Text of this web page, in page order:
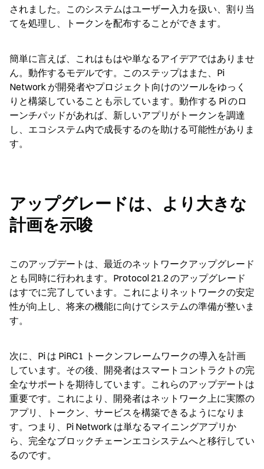
されました。このシステムはユーザー入力を扱い、割り当
てを処理し、トークンを配布することができます。
簡単に言えば、これはもはや単なるアイデアではありませ
ん。動作するモデルです。このステップはまた、Pi
Network が開発者やプロジェクト向けのツールをゆっく
りと構築していることも示しています。動作する Pi のロ
ーンチパッドがあれば、新しいアプリがトークンを調達
し、エコシステム内で成長するのを助ける可能性がありま
す。
アップグレードは、より大きな
計画を示唆
このアップデートは、最近のネットワークアップグレード
とも同時に行われます。Protocol 21.2 のアップグレード
はすでに完了しています。これによりネットワークの安定
性が向上し、将来の機能に向けてシステムの準備が整いま
す。
次に、Pi は PiRC1 トークンフレームワークの導入を計画
しています。その後、開発者はスマートコントラクトの完
全なサポートを期待しています。これらのアップデートは
重要です。これにより、開発者はネットワーク上に実際の
アプリ、トークン、サービスを構築できるようになりま
す。つまり、Pi Network は単なるマイニングアプリか
ら、完全なブロックチェーンエコシステムへと移行してい
るのです。